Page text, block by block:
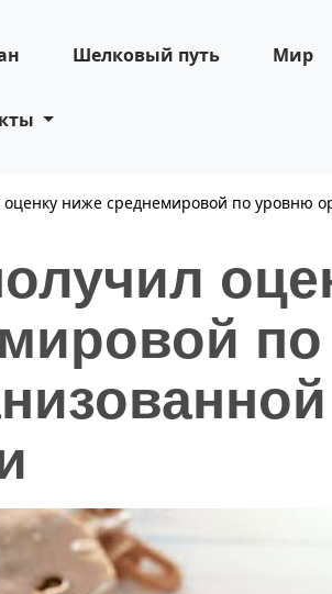
Шелковый путь Мир
оценку ниже среднемировой по уровню
по